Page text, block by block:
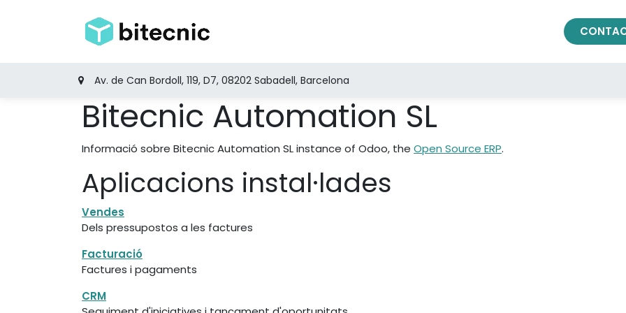
Av. de Can Bordoll, 119, D7, 08202 Sabadell, Barcelona
Bitecnic Automation SL
Informació sobre Bitecnic Automation SL instance of Odoo, the Open Source ERP.
Aplicacions instal·lades
Vendes
Dels pressupostos a les factures
Facturació
Factures i pagaments
CRM